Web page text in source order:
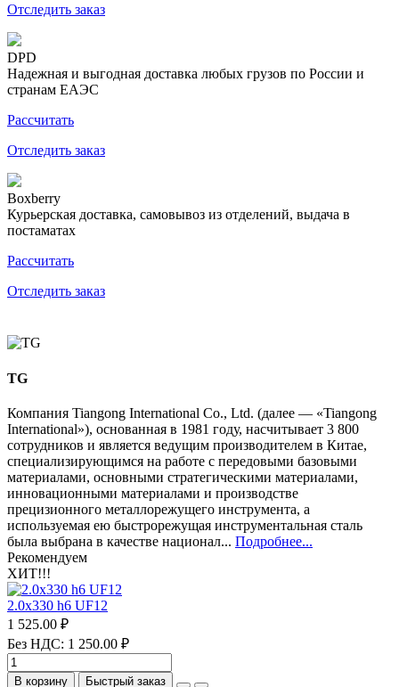
Отследить заказ
DPD
Надежная и выгодная доставка любых грузов по России и
странам ЕАЭС
Рассчитать
Отследить заказ
Boxberry
Курьерская доставка, самовывоз из отделений, выдача в
постаматах
Рассчитать
Отследить заказ
TG
Компания Tiangong International Co., Ltd. (далее — «Tiangong
International»), основанная в 1981 году, насчитывает 3 800
сотрудников и является ведущим производителем в Китае,
специализирующимся на работе с передовыми базовыми
материалами, основными стратегическими материалами,
инновационными материалами и производстве
прецизионного металлорежущего инструмента, а
используемая ею быстрорежущая инструментальная сталь
была выбрана в качестве национал... Подробнее...
Рекомендуем
ХИТ!!!
2.0х330 h6 UF12
1 525.00 ₽
Без НДС: 1 250.00 ₽
В корзину Быстрый заказ